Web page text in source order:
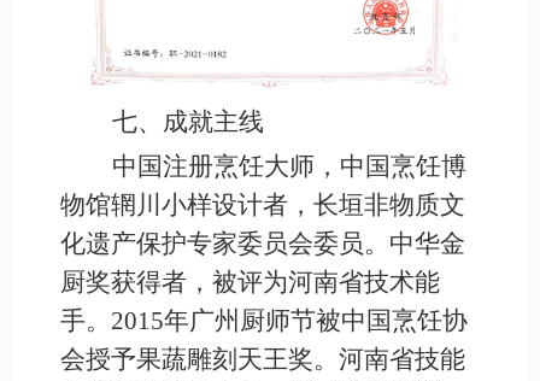
七、成就主线
中国注册烹饪大师，中国烹饪博
物馆辋川小样设计者，长垣非物质文
化遗产保护专家委员会委员。中华金
厨奖获得者，被评为河南省技术能
手。 2015年广州厨师节被中国烹饪协
会授予果蔬雕刻天王奖。河南省技能